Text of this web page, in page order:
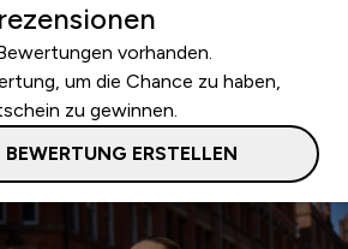
vorhanden.
um die Chance zu haben,
zu gewinnen.
BEWERTUNG ERSTELLEN